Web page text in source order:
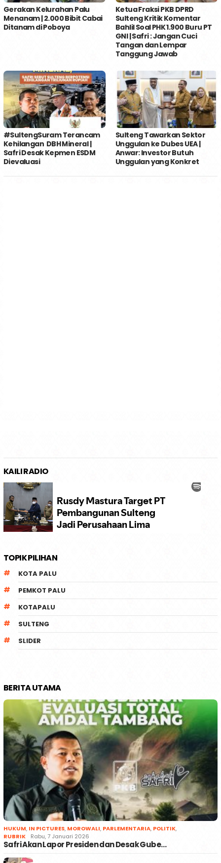
Gerakan Kelurahan Palu
Menanam | 2.000 Bibit Cabai
Ditanam di Poboya
Ketua Fraksi PKB DPRD
Sulteng Kritik Komentar
Bahlil Soal PHK 1.900 Buru PT
GNI | Safri : Jangan Cuci
Tangan dan Lempar
Tanggung Jawab
#SultengSuram Terancam
Kehilangan DBH Mineral |
Safri Desak Kepmen ESDM
Dievaluasi
Sulteng Tawarkan Sektor
Unggulan ke Dubes UEA |
Anwar: Investor Butuh
Unggulan yang Konkret
KAILI RADIO
TOPIK PILIHAN
KOTA PALU
PEMKOT PALU
KOTAPALU
SULTENG
SLIDER
BERITA UTAMA
HUKUM, IN PICTURES, MOROWALI, PARLEMENTARIA, POLITIK,
RUBRIK
Rabu, 7 Januari 2026
Safri Akan Lapor Presiden dan Desak Gube…